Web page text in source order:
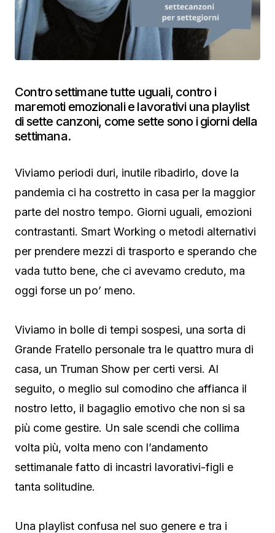
Contro settimane tutte uguali, contro i
maremoti emozionali e lavorativi una playlist
di sette canzoni, come sette sono i giorni della
settimana.
Viviamo periodi duri, inutile ribadirlo, dove la
pandemia ci ha costretto in casa per la maggior
parte del nostro tempo. Giorni uguali, emozioni
contrastanti. Smart Working o metodi alternativi
per prendere mezzi di trasporto e sperando che
vada tutto bene, che ci avevamo creduto, ma
oggi forse un po’ meno.
Viviamo in bolle di tempi sospesi, una sorta di
Grande Fratello personale tra le quattro mura di
casa, un Truman Show per certi versi. Al
seguito, o meglio sul comodino che affianca il
nostro letto, il bagaglio emotivo che non si sa
più come gestire. Un sale scendi che collima
volta più, volta meno con l’andamento
settimanale fatto di incastri lavorativi-figli e
tanta solitudine.
Una playlist confusa nel suo genere e tra i